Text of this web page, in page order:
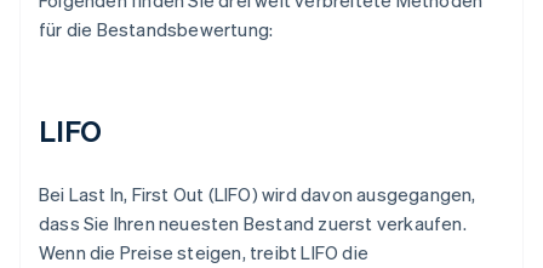
für die Bestandsbewertung:
LIFO
Bei Last In, First Out (LIFO) wird davon ausgegangen,
dass Sie Ihren neuesten Bestand zuerst verkaufen.
Wenn die Preise steigen, treibt LIFO die